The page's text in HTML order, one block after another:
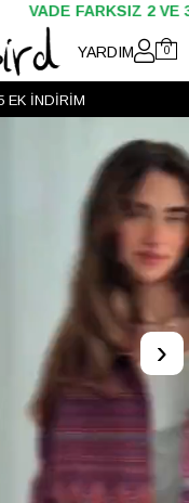
2 VE 3 TAKSİT
YARDIM 0
EK İNDİRİM
›